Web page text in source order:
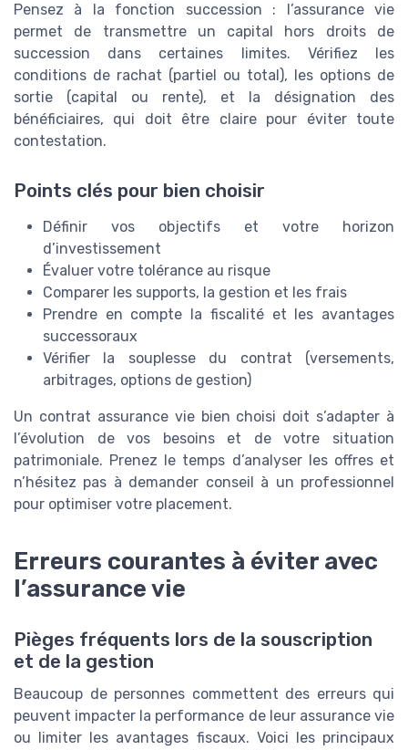
Pensez à la fonction succession : l’assurance vie
permet de transmettre un capital hors droits de
succession dans certaines limites. Vérifiez les
conditions de rachat (partiel ou total), les options de
sortie (capital ou rente), et la désignation des
bénéficiaires, qui doit être claire pour éviter toute
contestation.
Points clés pour bien choisir
Définir vos objectifs et votre horizon
d’investissement
Évaluer votre tolérance au risque
Comparer les supports, la gestion et les frais
Prendre en compte la fiscalité et les avantages
successoraux
Vérifier la souplesse du contrat (versements,
arbitrages, options de gestion)
Un contrat assurance vie bien choisi doit s’adapter à
l’évolution de vos besoins et de votre situation
patrimoniale. Prenez le temps d’analyser les offres et
n’hésitez pas à demander conseil à un professionnel
pour optimiser votre placement.
Erreurs courantes à éviter avec
l’assurance vie
Pièges fréquents lors de la souscription
et de la gestion
Beaucoup de personnes commettent des erreurs qui
peuvent impacter la performance de leur assurance vie
ou limiter les avantages fiscaux. Voici les principaux